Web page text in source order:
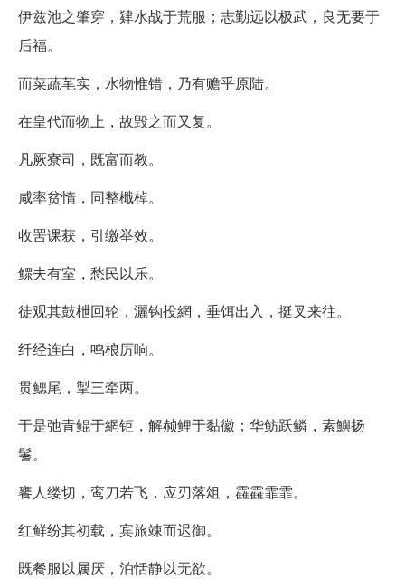
伊兹池之肇穿，肄水战于荒服；志勤远以极武，良无要于
后福。
而菜蔬芼实，水物惟错，乃有赡乎原陆。
在皇代而物上，故毁之而又复。
凡厥寮司，既富而教。
咸率贫惰，同整檝棹。
收罟课获，引缴举效。
鳏夫有室，愁民以乐。
徒观其鼓枻回轮，灑钩投網，垂饵出入，挺叉来往。
纤经连白，鸣桹厉响。
贯鳃尾，掣三牵两。
于是弛青鲲于網钜，解赪鲤于黏徽；华鲂跃鳞，素鱮扬
鬐。
饔人缕切，鸾刀若飞，应刃落俎，靃靃霏霏。
红鲜纷其初载，宾旅竦而迟御。
既餐服以属厌，泊恬静以无欲。